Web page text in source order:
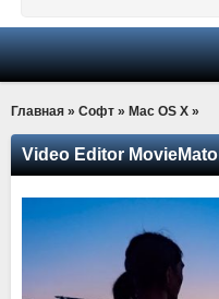
Главная » Софт » Mac OS X »
Video Editor